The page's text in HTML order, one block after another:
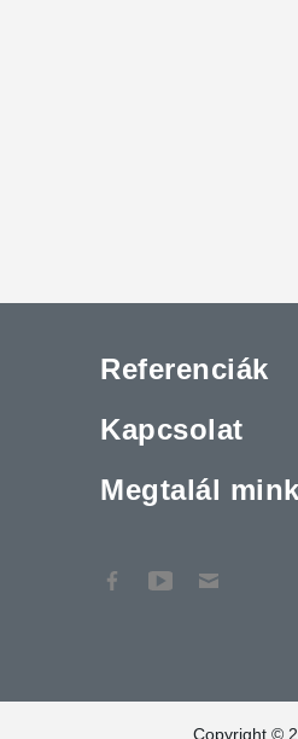
Referenciák
Kapcsolat
Megtalál
Copyright ©